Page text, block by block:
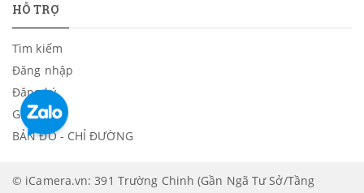
HỖ TRỢ
Tìm kiếm
Đăng nhập
Đăng ký
Giỏ hàng
BẢN ĐỒ - CHỈ ĐƯỜNG
© iCamera.vn: 391 Trường Chinh (Gần Ngã Tư Sở/Tầng